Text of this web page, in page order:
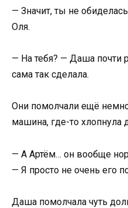
— Значит, ты не
Оля.
— На тебя? — Даша почти
сама так сделала.
Они помолчали ещё
машина, где-то хлопнула
— А Артём… он вообще
— Я просто не очень его
Даша помолчала чуть